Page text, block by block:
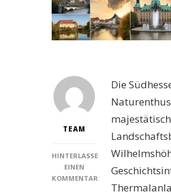
TEAM
HINTERLASSE
EINEN
KOMMENTAR
Die